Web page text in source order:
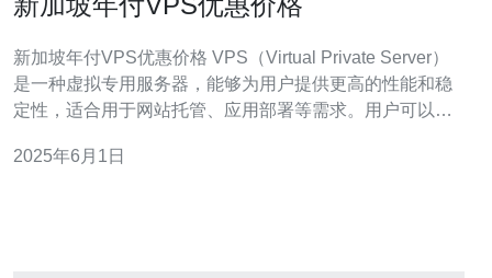
新加坡年付VPS优惠价格 VPS（Virtual Private Server）
是一种虚拟专用服务器，能够为用户提供更高的性能和稳
定性，适合用于网站托管、应用部署等需求。用户可以独
坡作为亚洲的金融中心，拥有优越的网络基础设施和通信
2025年6月1日